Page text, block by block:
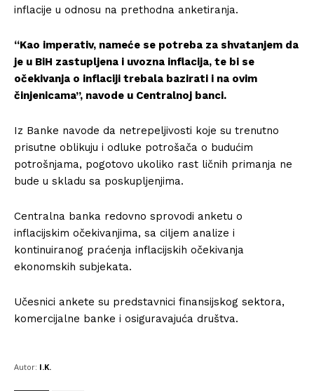
inflacije u odnosu na prethodna anketiranja.
“Kao imperativ, nameće se potreba za shvatanjem da
je u BiH zastupljena i uvozna inflacija, te bi se
očekivanja o inflaciji trebala bazirati i na ovim
činjenicama”, navode u Centralnoj banci.
Iz Banke navode da netrepeljivosti koje su trenutno
prisutne oblikuju i odluke potrošača o budućim
potrošnjama, pogotovo ukoliko rast ličnih primanja ne
bude u skladu sa poskupljenjima.
Centralna banka redovno sprovodi anketu o
inflacijskim očekivanjima, sa ciljem analize i
kontinuiranog praćenja inflacijskih očekivanja
ekonomskih subjekata.
Učesnici ankete su predstavnici finansijskog sektora,
komercijalne banke i osiguravajuća društva.
Autor: I.K.